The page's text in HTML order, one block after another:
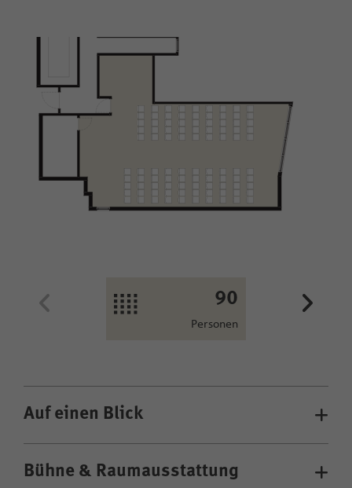
90
Personen
40
Personen
Personen
Auf einen Blick
Bühne & Raumausstattung